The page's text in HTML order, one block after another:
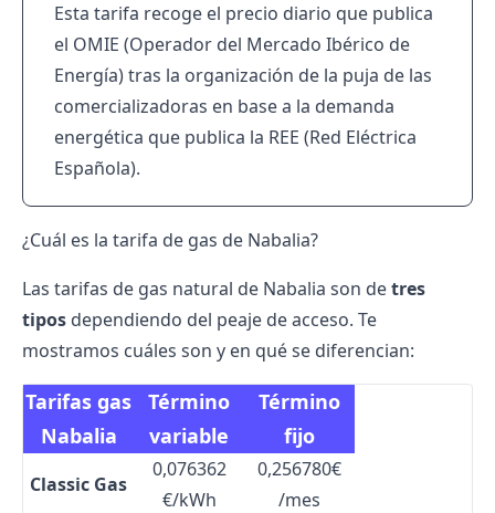
Esta tarifa recoge el precio diario que publica
el OMIE (Operador del Mercado Ibérico de
Energía) tras la organización de la puja de las
comercializadoras en base a la demanda
energética que publica la REE (Red Eléctrica
Española).
¿Cuál es la tarifa de gas de Nabalia?
Las tarifas de gas natural de Nabalia son detres
tipos dependiendo del peaje de acceso. Te
mostramos cuáles son y en qué se diferencian:
Tarifas gas
Nabalia
Término
variable
Término
fijo
Classic Gas
0,076362
€/kWh
0,256780€
/mes